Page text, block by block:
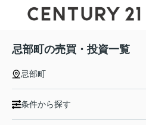
忌部町の売買・投資一覧
忌部町
条件から探す